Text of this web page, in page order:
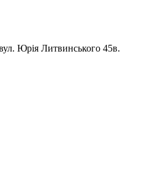
Юрія Литвинського 45в.